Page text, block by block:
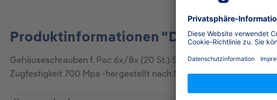
Produktinformationen "Dräger
Gehäuseschrauben f. Pac 6x/8x (20 St.) Schraube aus legiertem
Zugfestigkeit 700 Mpa -hergestellt nach Norm DIN EN ISO 14583